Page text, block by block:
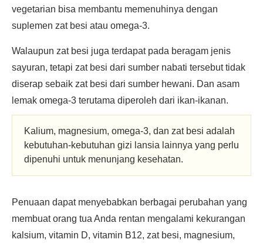
vegetarian bisa membantu memenuhinya dengan
suplemen zat besi atau omega-3.
Walaupun zat besi juga terdapat pada beragam jenis
sayuran, tetapi zat besi dari sumber nabati tersebut tidak
diserap sebaik zat besi dari sumber hewani. Dan asam
lemak omega-3 terutama diperoleh dari ikan-ikanan.
Kalium, magnesium, omega-3, dan zat besi adalah
kebutuhan-kebutuhan gizi lansia lainnya yang perlu
dipenuhi untuk menunjang kesehatan.
Penuaan dapat menyebabkan berbagai perubahan yang
membuat orang tua Anda rentan mengalami kekurangan
kalsium, vitamin D, vitamin B12, zat besi, magnesium,